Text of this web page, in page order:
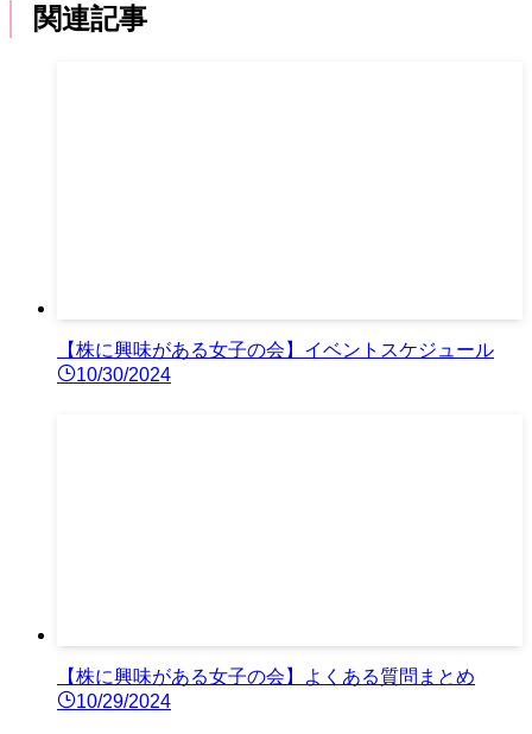
関連記事
【株に興味がある女子の会】イベントスケジュール
10/30/2024
【株に興味がある女子の会】よくある質問まとめ
10/29/2024